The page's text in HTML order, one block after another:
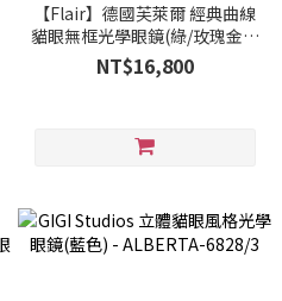
【Flair】德國芙萊爾 經典曲線
貓眼無框光學眼鏡(綠/玫瑰金) -
FR5098-100
NT$16,800